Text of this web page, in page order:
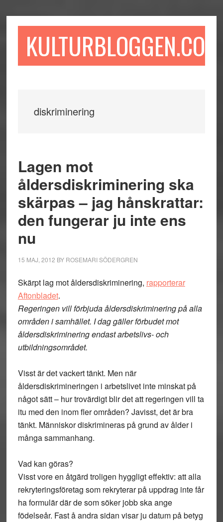
till
till
sidofältet
till
KULTURBLOGGEN.COM
diskriminering
Lagen mot
åldersdiskriminering ska
skärpas – jag hånskrattar:
den fungerar ju inte ens
nu
15 MAJ, 2012 BY ROSEMARI SÖDERGREN
Skärpt lag mot åldersdiskriminering, rapporterar
Aftonbladet.
Regeringen vill förbjuda åldersdiskriminering på alla
områden i samhället. I dag gäller förbudet mot
åldersdiskriminering endast arbetslivs- och
utbildningsområdet.
Visst är det vackert tänkt. Men när
åldersdiskrimineringen i arbetslivet inte minskat på
något sätt – hur trovärdigt blir det att regeringen vill ta
itu med den inom fler områden? Javisst, det är bra
tänkt. Människor diskrimineras på grund av ålder i
många sammanhang.
Vad kan göras?
Visst vore en åtgärd troligen hyggligt effektiv: att alla
rekryteringsföretag som rekryterar på uppdrag inte får
ha formulär där de som söker jobb ska ange
födelseår. Fast å andra sidan visar ju datum på betyg